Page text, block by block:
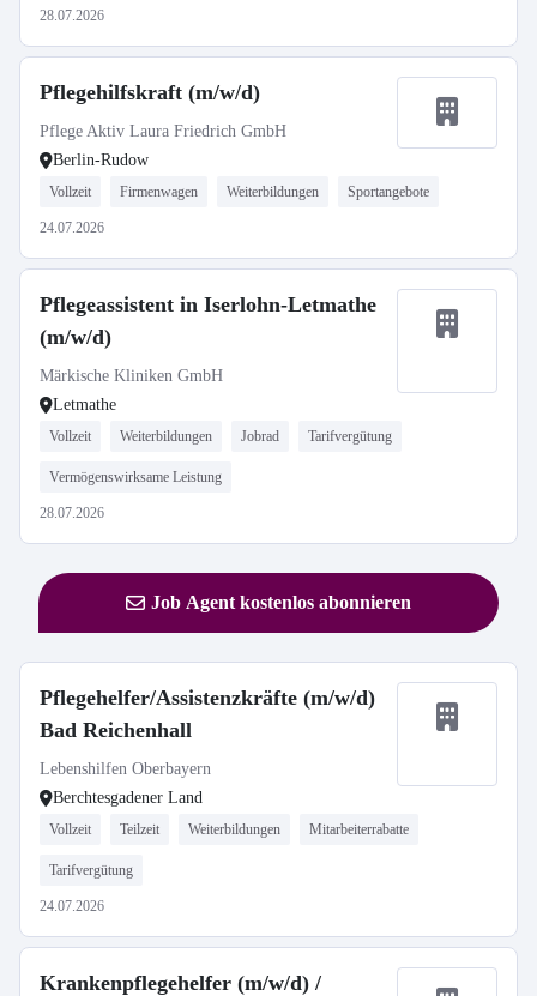
28.07.2026
Pflegehilfskraft (m/w/d)
Pflege Aktiv Laura Friedrich GmbH
Berlin-Rudow
Vollzeit Firmenwagen Weiterbildungen Sportangebote
24.07.2026
Pflegeassistent in Iserlohn-Letmathe
(m/w/d)
Märkische Kliniken GmbH
Letmathe
Vollzeit Weiterbildungen Jobrad Tarifvergütung
Vermögenswirksame Leistung
28.07.2026
Job Agent kostenlos abonnieren
Pflegehelfer/Assistenzkräfte (m/w/d)
Bad Reichenhall
Lebenshilfen Oberbayern
Berchtesgadener Land
Vollzeit Teilzeit Weiterbildungen Mitarbeiterrabatte
Tarifvergütung
24.07.2026
Krankenpflegehelfer (m/w/d) /